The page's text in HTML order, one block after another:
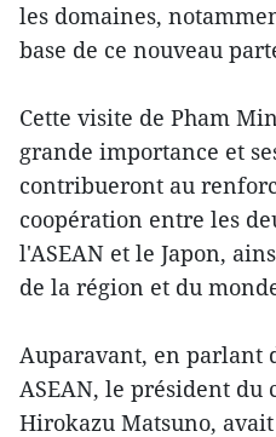
les domaines,
base de ce nouveau
Cette visite de Pham
grande importance et
contribueront au
coopération entre les
l'ASEAN et le Japon,
de la région et du
Auparavant, en parlant
ASEAN, le président du
Hirokazu Matsuno,